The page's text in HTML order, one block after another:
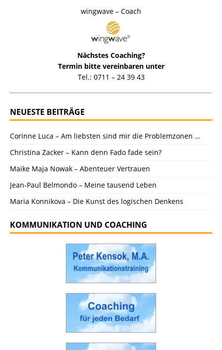
wingwave – Coach
Nächstes Coaching?
Termin bitte vereinbaren unter
Tel.: 0711 – 24 39 43
NEUESTE BEITRÄGE
Corinne Luca – Am liebsten sind mir die Problemzonen …
Christina Zacker – Kann denn Fado fade sein?
Maike Maja Nowak – Abenteuer Vertrauen
Jean-Paul Belmondo – Meine tausend Leben
Maria Konnikova – Die Kunst des logischen Denkens
KOMMUNIKATION UND COACHING